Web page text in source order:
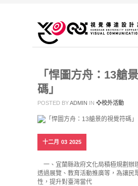
「悍圖方舟：13艙
碼」
POSTED BYADMIN IN ❖校外活動
十二月 03 2025
一、宜蘭縣政府文化局積極規劃辦
透過展覽、教育活動推廣等，為讓民
性，提升對臺灣當代